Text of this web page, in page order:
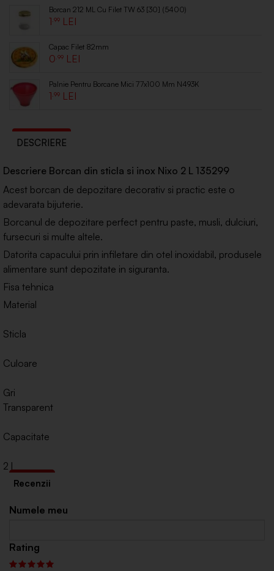
Borcan 212 ML Cu Filet TW 63 [30] (5400)
1 .99
Capac Filet 82mm
0 .99
Palnie Pentru Borcane Mici 77x100 Mm N493K
1 .99
DESCRIERE
Descriere Borcan din sticla si inox Nixo 2 L 135299
Acest borcan de depozitare decorativ si practic este o
adevarata bijuterie.
Borcanul de depozitare perfect pentru paste, musli, dulciuri,
fursecuri si multe altele.
Datorita capacului prin infiletare din otel inoxidabil, produsele
alimentare sunt depozitate in siguranta.
Fisa tehnica
Material
Sticla
Culoare
Gri
Transparent
Capacitate
2 l
Numele meu
Rating